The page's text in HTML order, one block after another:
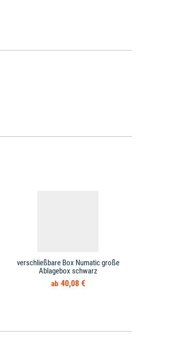
verschließbare Box Numatic große
Ablagebox schwarz
40,08 €